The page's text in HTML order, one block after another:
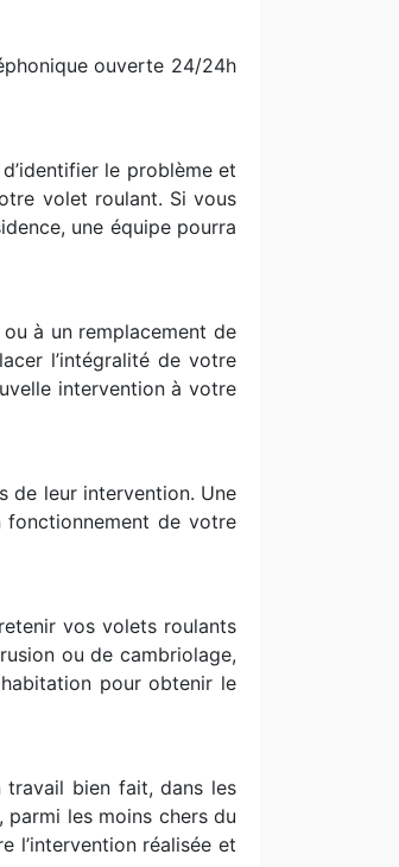
ouverte 24/24h
le problème et
volet roulant. Si vous
une équipe pourra
à un remplacement de
l’intégralité de votre
intervention à votre
de leur intervention. Une
de votre
vos volets roulants
ou de cambriolage,
pour obtenir le
travail bien fait, dans les
les moins chers du
l’intervention réalisée et